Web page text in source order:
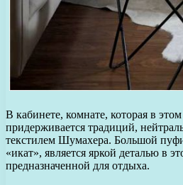
В кабинете, комнате, которая в
придерживается традиций,
текстилем Шумахера. Большой
«икат», является яркой деталью в
предназначенной для отдыха.